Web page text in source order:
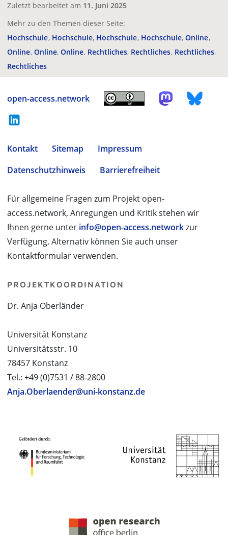
Zuletzt bearbeitet am 11. Juni 2025
Mehr zu den Themen dieser Seite:
Hochschule Hochschule Hochschule Hochschule Online
Online Online Online Rechtliches Rechtliches Rechtliches
Rechtliches
open-access.network
Kontakt Sitemap
Impressum
Datenschutzhinweis
Barrierefreiheit
Für allgemeine Fragen zum Projekt open-
access.network, Anregungen und Kritik stehen wir
Ihnen gerne unter info@open-access.networkzur
Verfügung. Alternativ können Sie auch unser
Kontaktformular verwenden.
PROJEKTKOORDINATION
Dr. Anja Oberländer
Universität Konstanz
Universitätsstr. 10
78457 Konstanz
Tel.: +49 (0)7531 / 88-2800
Anja.Oberlaender@uni-konstanz.de